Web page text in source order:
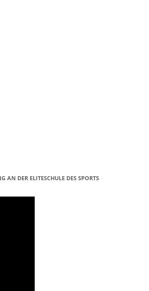
AN DER ELITESCHULE DES SPORTS